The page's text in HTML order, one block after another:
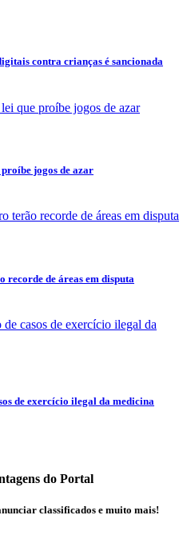
contra crianças é sancionada
jogos de azar
recorde de áreas em disputa
de exercício ilegal da medicina
do Portal
classificados e muito mais!